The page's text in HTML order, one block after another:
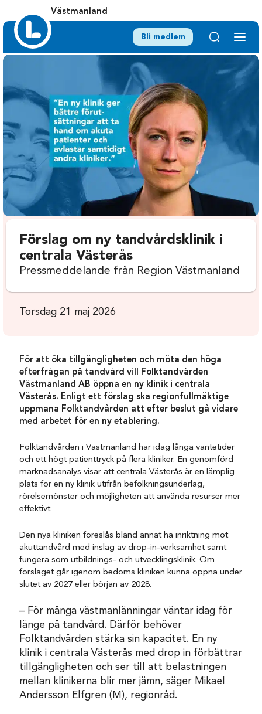
Västmanland
Bli medlem
Förslag om ny tandvårdsklinik i
centrala Västerås
Pressmeddelande från Region Västmanland
Torsdag 21 maj 2026
För att öka tillgängligheten och möta den höga
efterfrågan på tandvård vill Folktandvården
Västmanland AB öppna en ny klinik i centrala
Västerås. Enligt ett förslag ska regionfullmäktige
uppmana Folktandvården att efter beslut gå vidare
med arbetet för en ny etablering.
Folktandvården i Västmanland har idag långa väntetider
och ett högt patienttryck på flera kliniker. En genomförd
marknadsanalys visar att centrala Västerås är en lämplig
plats för en ny klinik utifrån befolkningsunderlag,
rörelsemönster och möjligheten att använda resurser mer
effektivt.
Den nya kliniken föreslås bland annat ha inriktning mot
akuttandvård med inslag av drop-in-verksamhet samt
fungera som utbildnings- och utvecklingsklinik. Om
förslaget går igenom bedöms kliniken kunna öppna under
slutet av 2027 eller början av 2028.
– För många västmanlänningar väntar idag för
länge på tandvård. Därför behöver
Folktandvården stärka sin kapacitet. En ny
klinik i centrala Västerås med drop in förbättrar
tillgängligheten och ser till att belastningen
mellan klinikerna blir mer jämn, säger Mikael
Andersson Elfgren (M), regionråd.